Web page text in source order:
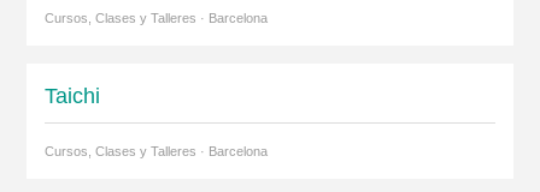
Cursos, Clases y Talleres · Barcelona
Taichi
Cursos, Clases y Talleres · Barcelona